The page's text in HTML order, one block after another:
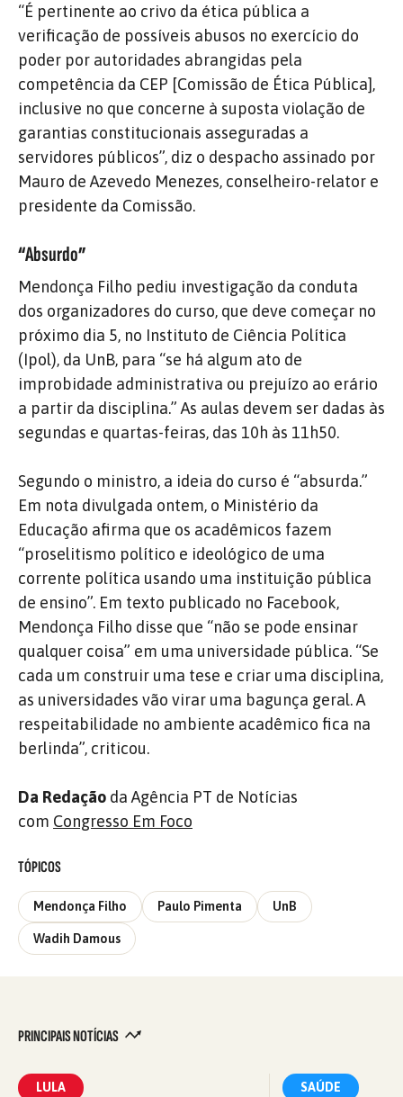
“É pertinente ao crivo da ética pública a
verificação de possíveis abusos no exercício do
poder por autoridades abrangidas pela
competência da CEP [Comissão de Ética Pública],
inclusive no que concerne à suposta violação de
garantias constitucionais asseguradas a
servidores públicos”, diz o despacho assinado por
Mauro de Azevedo Menezes, conselheiro-relator e
presidente da Comissão.
“Absurdo”
Mendonça Filho pediu investigação da conduta
dos organizadores do curso, que deve começar no
próximo dia 5, no Instituto de Ciência Política
(Ipol), da UnB, para “se há algum ato de
improbidade administrativa ou prejuízo ao erário
a partir da disciplina.” As aulas devem ser dadas às
segundas e quartas-feiras, das 10h às 11h50.
Segundo o ministro, a ideia do curso é “absurda.”
Em nota divulgada ontem, o Ministério da
Educação afirma que os acadêmicos fazem
“proselitismo político e ideológico de uma
corrente política usando uma instituição pública
de ensino”. Em texto publicado no Facebook,
Mendonça Filho disse que “não se pode ensinar
qualquer coisa” em uma universidade pública. “Se
cada um construir uma tese e criar uma disciplina,
as universidades vão virar uma bagunça geral. A
respeitabilidade no ambiente acadêmico fica na
berlinda”, criticou.
Da Redação da Agência PT de Notícias
com Congresso Em Foco
TÓPICOS
Mendonça Filho Paulo Pimenta UnB
Wadih Damous
PRINCIPAIS NOTÍCIAS
LULA SAÚDE